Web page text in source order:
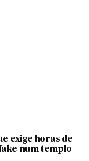
exige horas de
num templo